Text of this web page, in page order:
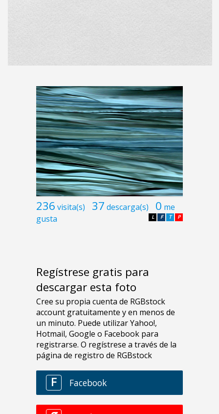
236 visita(s) 37 descarga(s) 0 me
gusta
P
T
F
L
Regístrese gratis para
descargar esta foto